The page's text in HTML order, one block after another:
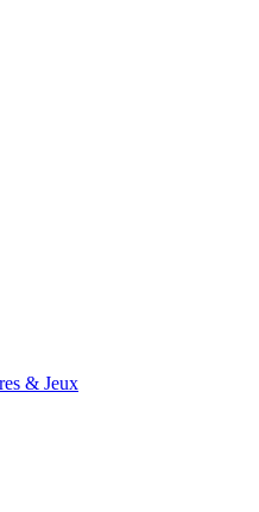
& Jeux